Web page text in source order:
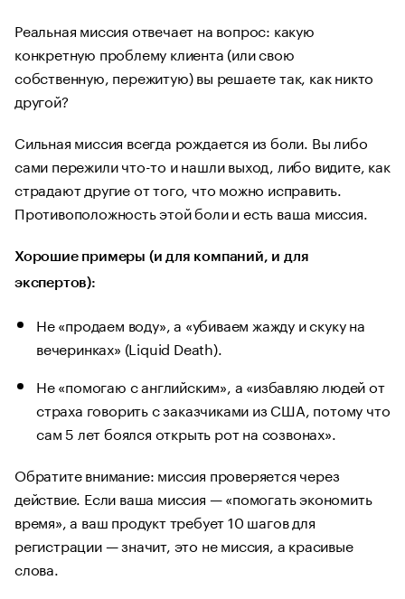
Реальная миссия отвечает на вопрос: какую
конкретную проблему клиента (или свою
собственную, пережитую) вы решаете так, как никто
другой?
Сильная миссия всегда рождается из боли. Вы либо
сами пережили что-то и нашли выход, либо видите, как
страдают другие от того, что можно исправить.
Противоположность этой боли и есть ваша миссия.
Хорошие примеры (и для компаний, и для
экспертов):
Не «продаем воду», а «убиваем жажду и скуку на
вечеринках» (Liquid Death).
Не «помогаю с английским», а «избавляю людей от
страха говорить с заказчиками из США, потому что
сам 5 лет боялся открыть рот на созвонах».
Обратите внимание: миссия проверяется через
действие. Если ваша миссия — «помогать экономить
время», а ваш продукт требует 10 шагов для
регистрации — значит, это не миссия, а красивые
слова.